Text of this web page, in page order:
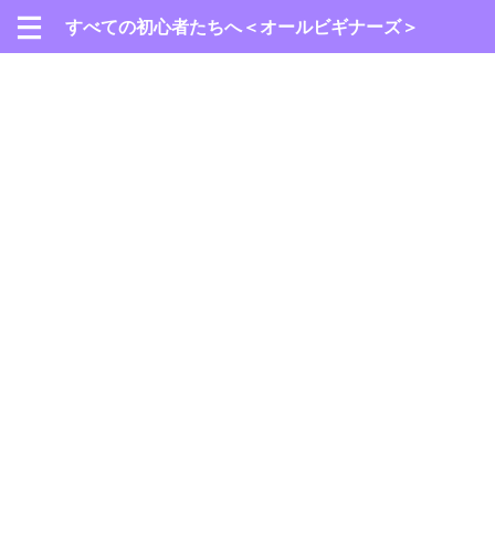
すべての初心者たちへ＜オールビギナーズ＞